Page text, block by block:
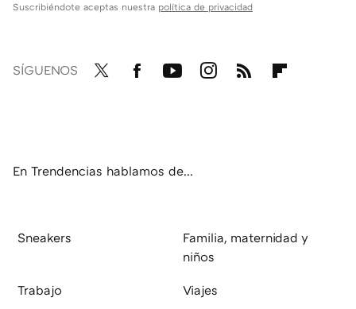
Suscribiéndote aceptas nuestra política de privacidad
SÍGUENOS
En Trendencias hablamos de...
Sneakers
Familia, maternidad y
niños
Trabajo Viajes